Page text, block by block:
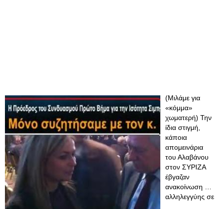
(Μιλάμε για
«κόμμα»
χωματερή) Την
ίδια στιγμή,
κάποια
απομεινάρια
του Αλαβάνου
στον ΣΥΡΙΖΑ
έβγαζαν
ανακοίνωση …
αλληλεγγύης σε